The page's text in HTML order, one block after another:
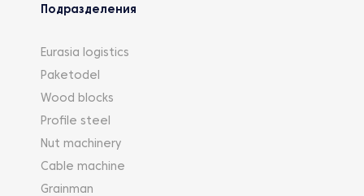
Подразделения
Eurasia logistics
Paketodel
Wood blocks
Profile steel
Nut machinery
Cable machine
Grainman